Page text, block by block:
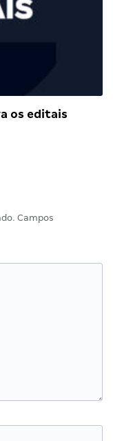
os editais
Campos